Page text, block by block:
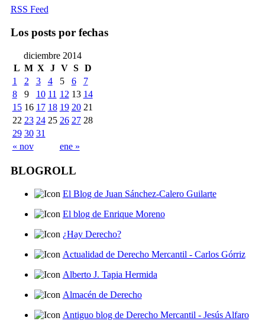
RSS Feed
Los posts por fechas
diciembre 2014
L M X J V S D
« nov ene »
1 2 3 4 5 6
7
8
9 10 11 12 13 14
15 16 17 18 19 20 21
22 23 24 25 26 27 28
29 30 31
BLOGROLL
El Blog de Juan Sánchez-Calero Guilarte
El blog de Enrique Moreno
¿Hay Derecho?
Actualidad de Derecho Mercantil - Carlos Górriz
Alberto J. Tapia Hermida
Almacén de Derecho
Antiguo blog de Derecho Mercantil - Jesús Alfaro